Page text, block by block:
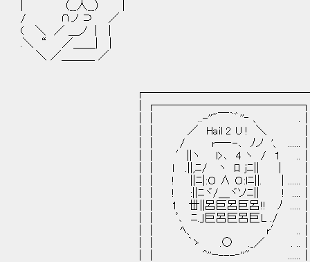
| （__人__） |
/ ∩ノ ⊃ ／
( ＼ ／ ＿ノ | |
.＼ “ ／＿＿| |
＼ ／＿＿＿ ／
││ ..-''"￣｀゛''‐ 、
││ ／ Hail 2 U ! ＼
││ / r―‐-､ ﾉノ '、
││ ′||ヽ l>､ 4 ヽ / １
││ l .||,ﾆ/ ヽ ﾛ jﾆ|| │
││ ! ||ﾆ|:Ｏ ∧ Ｏ:lﾆ||.
││ ! :||ﾆヾ/＿ヾソﾆ|| !
││ 1 丗||呂巨呂巨呂!! ﾉ
││ ﾞ､ ﾆ.」巨呂巨呂巨L ./
││ ﾍ、 r′
││ ｀ゝ .○ ._／ .
││ ^''ｰ---‐''"